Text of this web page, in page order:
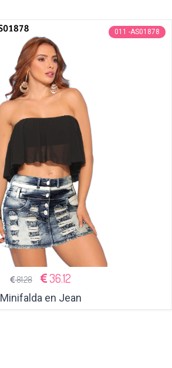
011 -AS01878
81.28 36.12
Minifalda en Jean